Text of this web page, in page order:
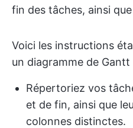
fin des tâches, ainsi
Voici les instructions
un diagramme de
Répertoriez vos
et de fin, ainsi que
colonnes distinctes.